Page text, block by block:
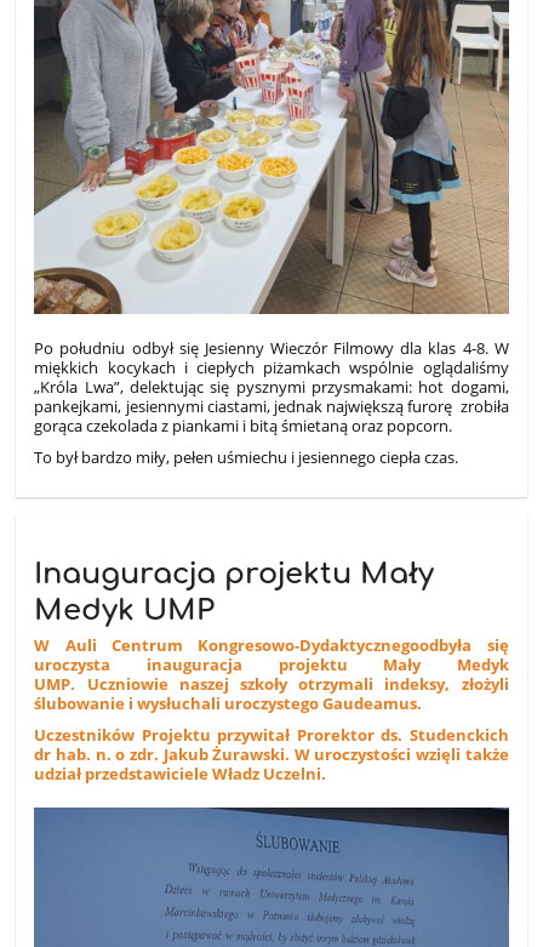
Po południu odbył się Jesienny Wieczór Filmowy dla klas 4-8. W
miękkich kocykach i ciepłych piżamkach wspólnie oglądaliśmy
„Króla Lwa”, delektując się pysznymi przysmakami: hot dogami,
pankejkami, jesiennymi ciastami, jednak największą furorę zrobiła
gorąca czekolada z piankami i bitą śmietaną oraz popcorn.
To był bardzo miły, pełen uśmiechu i jesiennego ciepła czas.
Inauguracja projektu Mały
Medyk UMP
W Auli Centrum Kongresowo-Dydaktycznegoodbyła się
uroczysta inauguracja projektu Mały Medyk
UMP. Uczniowie naszej szkoły otrzymali indeksy, złożyli
ślubowanie i wysłuchali uroczystego Gaudeamus.
Uczestników Projektu przywitał Prorektor ds. Studenckich
dr hab. n. o zdr. Jakub Żurawski. W uroczystości wzięli także
udział przedstawiciele Władz Uczelni.